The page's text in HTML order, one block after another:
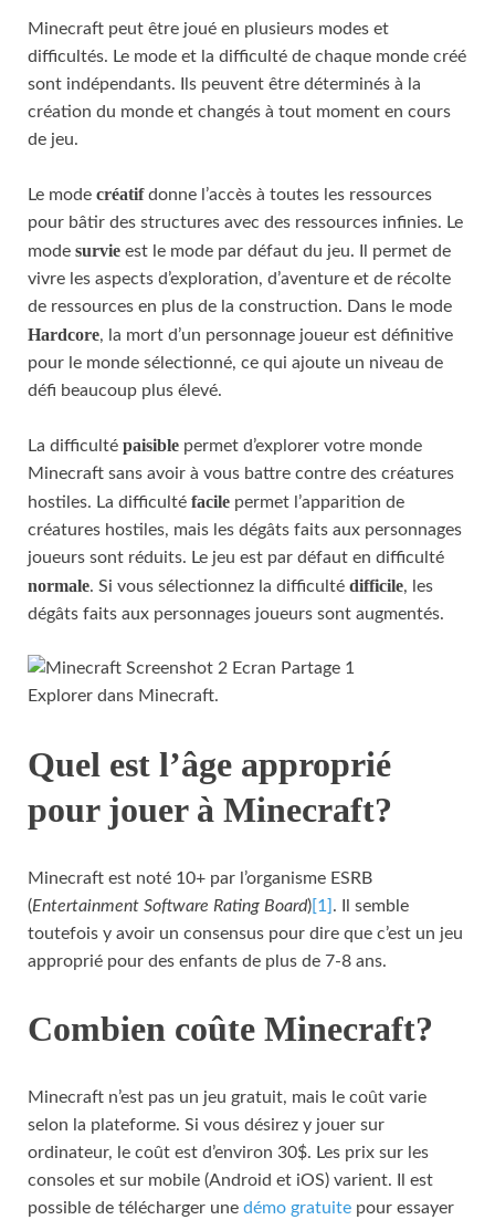
Minecraft peut être joué en plusieurs modes et
difficultés. Le mode et la difficulté de chaque monde créé
sont indépendants. Ils peuvent être déterminés à la
création du monde et changés à tout moment en cours
de jeu.
Le mode créatifdonne l’accès à toutes les ressources
pour bâtir des structures avec des ressources infinies. Le
mode survie est le mode par défaut du jeu. Il permet de
vivre les aspects d’exploration, d’aventure et de récolte
de ressources en plus de la construction. Dans le mode
Hardcore, la mort d’un personnage joueur est définitive
pour le monde sélectionné, ce qui ajoute un niveau de
défi beaucoup plus élevé.
La difficulté paisible permet d’explorer votre monde
Minecraft sans avoir à vous battre contre des créatures
hostiles. La difficulté facile permet l’apparition de
créatures hostiles, mais les dégâts faits aux personnages
joueurs sont réduits. Le jeu est par défaut en difficulté
normale. Si vous sélectionnez la difficulté difficile, les
dégâts faits aux personnages joueurs sont augmentés.
Explorer dans Minecraft.
Quel est l’âge approprié
pour jouer à Minecraft?
Minecraft est noté 10+ par l’organisme ESRB
(Entertainment Software Rating Board)[1] . Il semble
toutefois y avoir un consensus pour dire que c’est un jeu
approprié pour des enfants de plus de 7-8 ans.
Combien coûte Minecraft?
Minecraft n’est pas un jeu gratuit, mais le coût varie
selon la plateforme. Si vous désirez y jouer sur
ordinateur, le coût est d’environ 30$. Les prix sur les
consoles et sur mobile (Android et iOS) varient. Il est
possible de télécharger une démo gratuite pour essayer